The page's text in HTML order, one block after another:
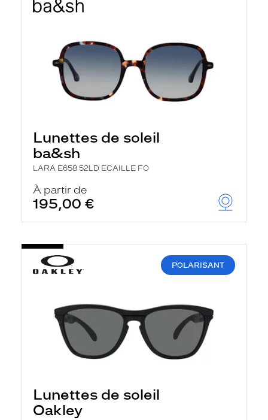
Lunettes de soleil
ba&sh
LARA E658 52LD ECAILLE FO
À partir de
195,00 €
POLARISANT
Lunettes de soleil
Oakley